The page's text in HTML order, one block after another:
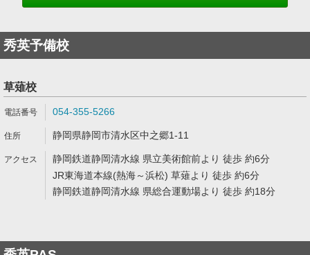
秀英予備校
草薙校
054-355-5266
静岡県静岡市清水区中之郷1-11
静岡鉄道静岡清水線 県立美術館前より 徒歩 約6分
JR東海道本線(熱海～浜松) 草薙より 徒歩 約6分
静岡鉄道静岡清水線 県総合運動場より 徒歩 約18分